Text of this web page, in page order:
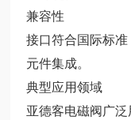
兼容性
接口符合国际标
元件集成。
典型应用领域
亚德客电磁阀广